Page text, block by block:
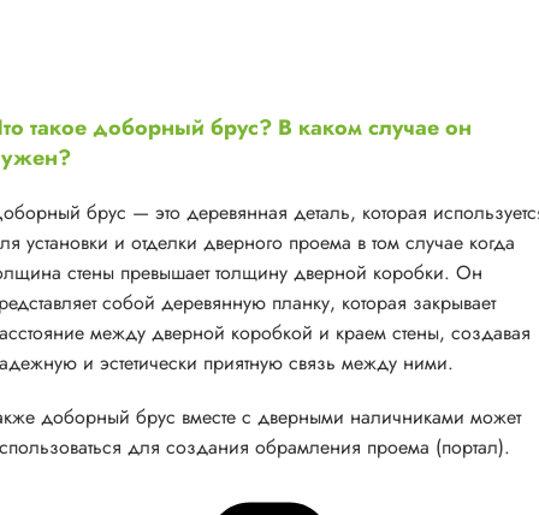
такое доборный брус? В каком случае он
брус — это деревянная деталь, которая
установки и отделки дверного проема в том случае когда
стены превышает толщину дверной коробки. Он
собой деревянную планку, которая закрывает
между дверной коробкой и краем стены, создавая
и эстетически приятную связь между ними.
доборный брус вместе с дверными наличниками может
для создания обрамления проема (портал).